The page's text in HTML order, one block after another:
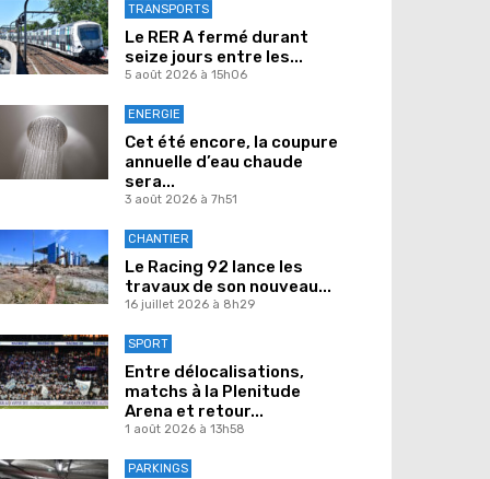
TRANSPORTS
Le RER A fermé durant
seize jours entre les...
5 août 2026 à 15h06
ENERGIE
Cet été encore, la coupure
annuelle d’eau chaude
sera...
3 août 2026 à 7h51
CHANTIER
Le Racing 92 lance les
travaux de son nouveau...
16 juillet 2026 à 8h29
SPORT
Entre délocalisations,
matchs à la Plenitude
Arena et retour...
1 août 2026 à 13h58
PARKINGS